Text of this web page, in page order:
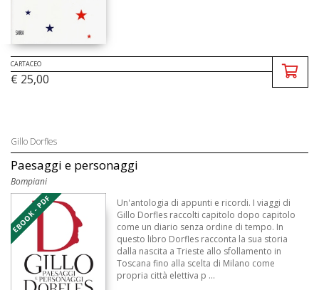
CARTACEO
€ 25,00
Gillo Dorfles
Paesaggi e personaggi
Bompiani
EBOOK - PDF
Un'antologia di appunti e ricordi. I viaggi di
Gillo Dorfles raccolti capitolo dopo capitolo
come un diario senza ordine di tempo. In
questo libro Dorfles racconta la sua storia
dalla nascita a Trieste allo sfollamento in
Toscana fino alla scelta di Milano come
propria città elettiva p ...